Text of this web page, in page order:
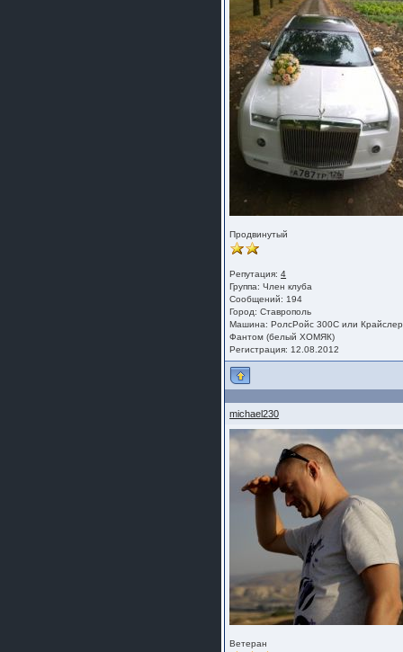
Продвинутый
Репутация:4
Группа:Член клуба
Сообщений: 194
Город: Ставрополь
Машина: РолсРойс 300С или Крайслер
Фантом (белый ХОМЯК)
Регистрация: 12.08.2012
michael230
Ветеран